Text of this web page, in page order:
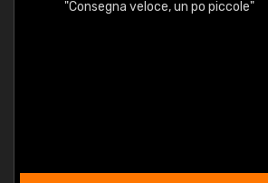
"Consegna veloce, un po piccole"